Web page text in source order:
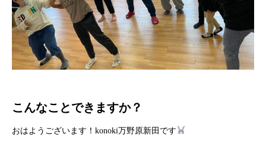
こんなことできますか？
おはようございます！konoki万野原新田です